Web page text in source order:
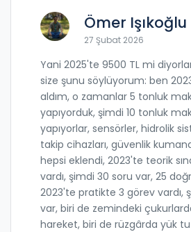
Ömer Işıkoğlu
27 Şubat 2026
Yani 2025'te 9500 TL mi
size şunu söylüyorum: ben
aldım, o zamanlar 5 tonluk
yapıyorduk, şimdi 10 tonluk
yapıyorlar, sensörler, hidrolik
takip cihazları, güvenlik
hepsi eklendi, 2023'te teorik
vardı, şimdi 30 soru var, 25
2023'te pratikte 3 görev vardı,
var, biri de zemindeki
hareket, biri de rüzgârda yük